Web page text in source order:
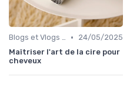
Blogs et Vlogs de Coiffure •
24/05/2025
Maîtriser l'art de la cire pour
cheveux